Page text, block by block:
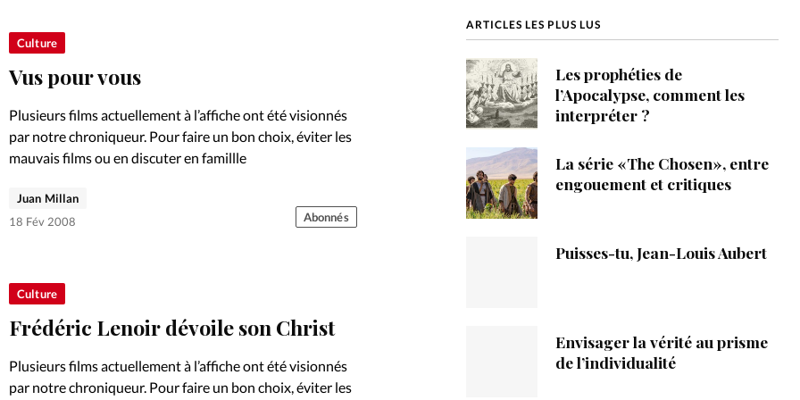
Opinions
Mon compte
Changemement d'adresse
Culture
Vus pour vous
Plusieurs films actuellement à l’affiche ont été visionnés
par notre chroniqueur. Pour faire un bon choix, éviter les
mauvais films ou en discuter en famillle
Juan Millan
18 Fév 2008
Abonnés
Culture
Frédéric Lenoir dévoile son Christ
Plusieurs films actuellement à l’affiche ont été visionnés
par notre chroniqueur. Pour faire un bon choix, éviter les
ARTICLES LES PLUS LUS
Les prophéties de
l’Apocalypse, comment les
interpréter ?
La série «The Chosen», entre
engouement et critiques
Puisses-tu, Jean-Louis Aubert
Envisager la vérité au prisme
de l’individualité